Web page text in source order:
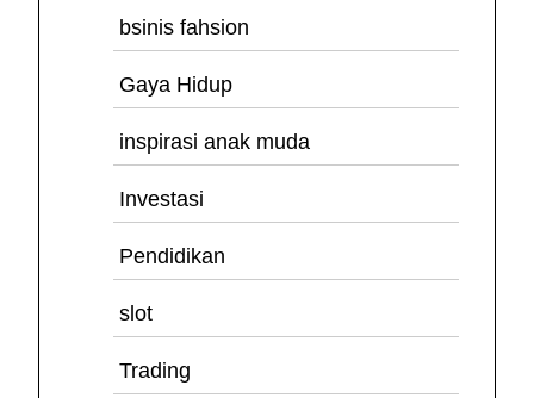
bsinis fahsion
Gaya Hidup
inspirasi anak muda
Investasi
Pendidikan
slot
Trading